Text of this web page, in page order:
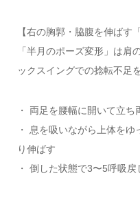
【右の胸郭・脇腹を伸ばす
「半月のポーズ変形」は肩
ックスイングでの捻転不足
・ 両足を腰幅に開いて立
・ 息を吸いながら上体を
り伸ばす
・ 倒した状態で3〜5呼吸